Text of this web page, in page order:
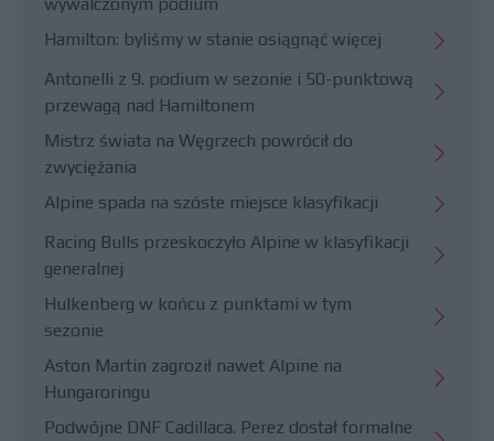
Hamilton: byliśmy w stanie osiągnąć więcej
Antonelli z 9. podium w sezonie i 50-punktową
przewagą nad Hamiltonem
Mistrz świata na Węgrzech powrócił do
zwyciężania
Alpine spada na szóste miejsce klasyfikacji
Racing Bulls przeskoczyło Alpine w klasyfikacji
generalnej
Hulkenberg w końcu z punktami w tym
sezonie
Aston Martin zagroził nawet Alpine na
Hungaroringu
Podwójne DNF Cadillaca. Perez dostał formalne